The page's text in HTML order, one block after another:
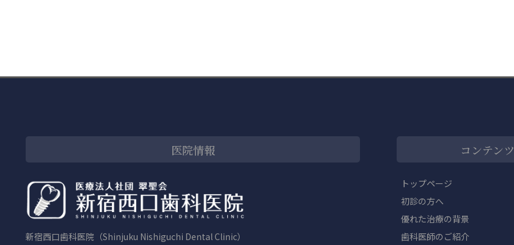
医院情報
新宿西口歯科医院（Shinjuku Nishiguchi Dental Clinic）
コンテンツ
トップページ
初診の方へ
優れた治療の背景
歯科医師のご紹介